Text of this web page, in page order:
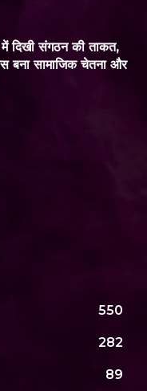
दिखी संगठन की ताकत,
बना सामाजिक चेतना और
550
282
89